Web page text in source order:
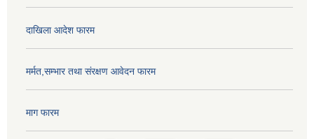
दाखिला आदेश फारम
मर्मत,सम्भार तथा संरक्षण आवेदन फारम
माग फारम